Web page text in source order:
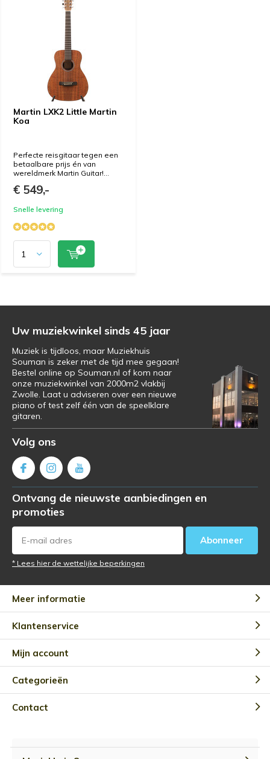
Martin LXK2 Little Martin
Koa
Perfecte reisgitaar tegen een
betaalbare prijs én van
wereldmerk Martin Guitar!...
€ 549,-
Snelle levering
Uw muziekwinkel sinds 45 jaar
Muziek is tijdloos, maar Muziekhuis
Souman is zeker met de tijd mee gegaan!
Bestel online op Souman.nl of kom naar
onze muziekwinkel van 2000m2 vlakbij
Zwolle. Laat u adviseren over een nieuwe
piano of test zelf één van de speelklare
gitaren.
Volg ons
Ontvang de nieuwste aanbiedingen en
promoties
Abonneer
* Lees hier de wettelijke beperkingen
Meer informatie
Klantenservice
Mijn account
Categorieën
Contact